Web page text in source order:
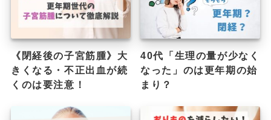
《閉経後の子宮筋腫》大
きくなる・不正出血が続
くのは要注意！
40代「生理の量が少なく
なった」のは更年期の始
まり？